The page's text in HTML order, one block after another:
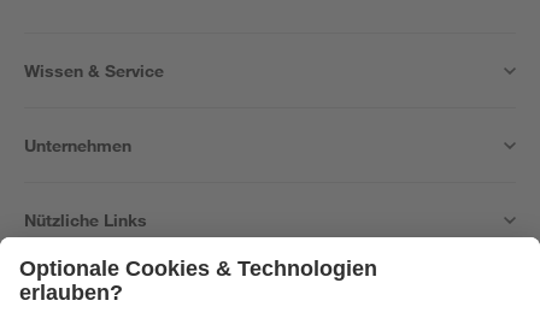
Wissen & Service
Unternehmen
Nützliche Links